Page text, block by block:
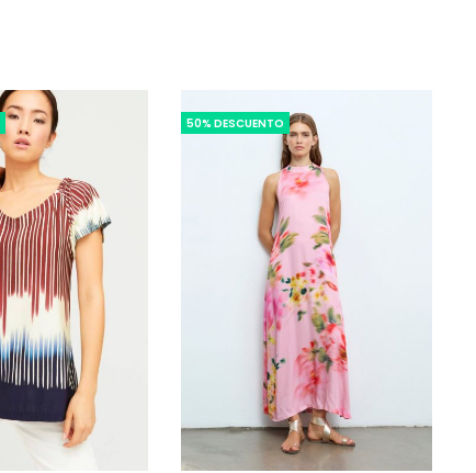
50% DESCUENTO